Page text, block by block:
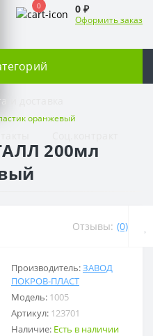
0 0 ₽
Оформить заказ
и доставка
оранжевый
200мл
Отзывы: (0)
Производитель:ЗАВОД
ПОКРОВ-ПЛАСТ
Модель: 1005
Артикул: 123701
Наличие: Есть в наличии